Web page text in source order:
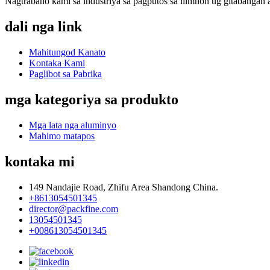
dali nga link
Mahitungod Kanato
Kontaka Kami
Paglibot sa Pabrika
mga kategoriya sa produkto
Mga lata nga aluminyo
Mahimo matapos
kontaka mi
149 Nandajie Road, Zhifu Area Shandong China.
+8613054501345
director@packfine.com
13054501345
+008613054501345